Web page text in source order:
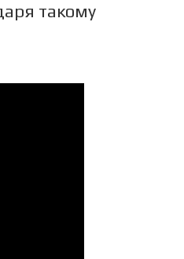
такому